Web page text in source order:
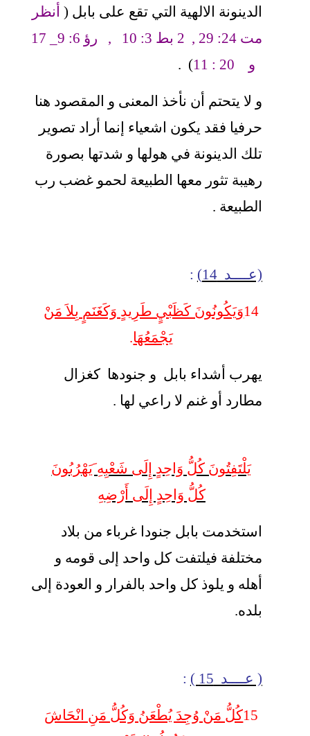
الدينونة الالهية التي تقع على بابل ( أنظر
مت 24: 29 , 2 بط 3: 10 , رؤ 6: 9_ 17
و 20 : 11
) .
و لا يتحتم أن نأخذ المعنى و المقصود هنا
حرفيا فقد يكون اشعياء إنما أراد تصوير
تلك الدينونة في هولها و شدتها بصورة
رهيبة تثور معها الطبيعة لحمو غضب رب
الطبيعة .
(عــــد 14) :
14وَيَكُونُونَ كَظَبْيٍ طَرِيدٍ وَكَغَنَمٍ بِلاَ مَنْ
يَجْمَعُهَا.
يهرب أشداء بابل و جنودها كغزال
مطارد أو غنم لا راعي لها .
يَلْتَفِتُونَ كُلُّ وَاحِدٍ إِلَى شَعْبِهِ َيَهْرُبُونَ
كُلُّ وَاحِدٍ إِلَى أَرْضِهِ
استخدمت بابل جنودا غرباء من بلاد
مختلفة فيلتفت كل واحد إلى قومه و
أهله و يلوذ كل واحد بالفرار و العودة إلى
بلده.
( عــــد 15 ) :
15كُلُّ مَنْ وُجِدَ يُطْعَنُ وَكُلُّ مَنِ انْحَاشَ